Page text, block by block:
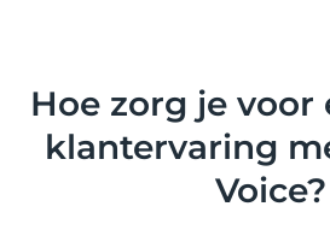
Hoe zorg je voor
klantervaring
Voice?